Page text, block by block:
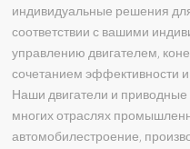
индивидуальные решения
соответствии с вашими
управлению двигателем,
сочетанием эффективности и
Наши двигатели и
многих отраслях
автомобилестроение,